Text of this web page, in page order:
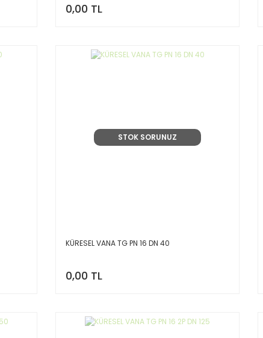
2.858,70 TL
0,00 TL
STOK SORUNUZ
KÜRESEL VANA TG PN 16 DN 40
0,00 TL